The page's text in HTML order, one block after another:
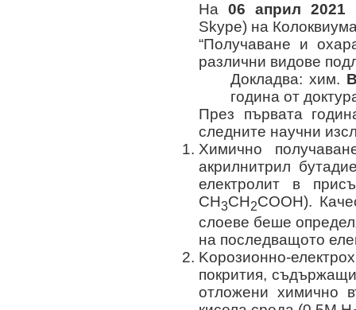
На 06 април 2021
Skype) на
“Получаване и
различни видове
Докладва: хим.
година от
През първата
следните научни
Химично
акрилнитрил
електролит в
CH3CH2COOH).
слоеве беше
на последващото
Kорозионно-
покрития,
отложени химично